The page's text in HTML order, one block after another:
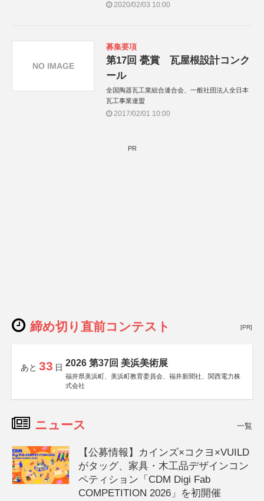
2020/02/03 10:00
募集要項
第17回 甍賞 瓦屋根設計コンク
ール
全国陶器瓦工業組合連合会、一般社団法人全日本
瓦工事業連盟
2017/02/01 10:00
NO IMAGE
PR
締め切り直前コンテスト [PR]
あと 33 日 2026 第37回 美浜美術展
福井県美浜町、美浜町教育委員会、福井新聞社、関西電力株
式会社
ニュース 一覧
【公募情報】カインズ×コクヨ×VUILD
がタッグ、家具・木工品デザインコン
ペティション「CDM Digi Fab
COMPETITION 2026」を初開催